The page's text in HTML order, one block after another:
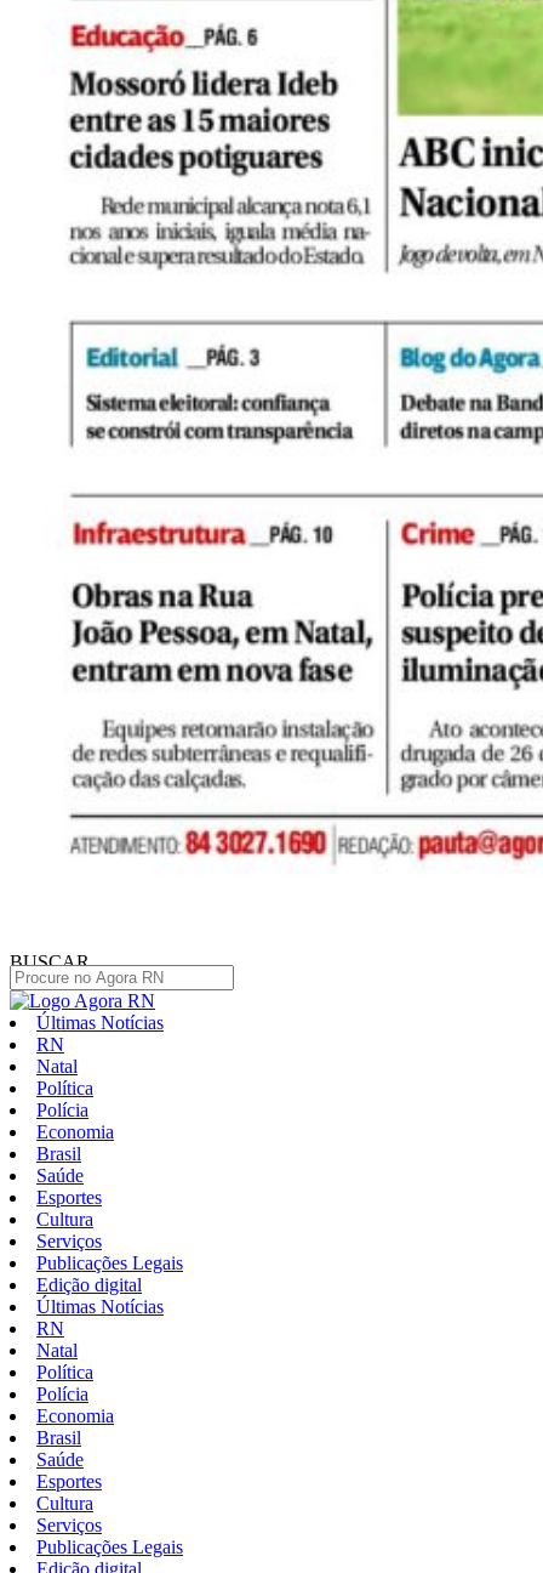
BUSCAR
Últimas Notícias
RN
Natal
Política
Polícia
Economia
Brasil
Saúde
Esportes
Cultura
Serviços
Publicações Legais
Edição digital
Últimas Notícias
RN
Natal
Política
Polícia
Economia
Brasil
Saúde
Esportes
Cultura
Serviços
Publicações Legais
Edição digital